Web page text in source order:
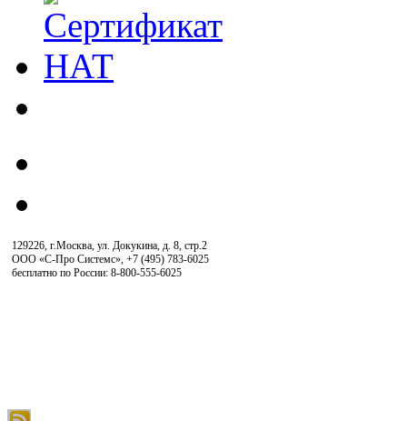
129226, г.Москва, ул. Докукина, д. 8, стр.2
ООО «С-Про Системс», +7 (495) 783-6025
бесплатно по России: 8-800-555-6025